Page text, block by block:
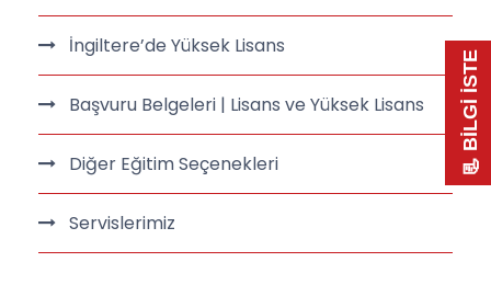
İngiltere’de Yüksek Lisans
Başvuru Belgeleri | Lisans ve Yüksek Lisans
Diğer Eğitim Seçenekleri
Servislerimiz
📃 BİLGİ İSTE